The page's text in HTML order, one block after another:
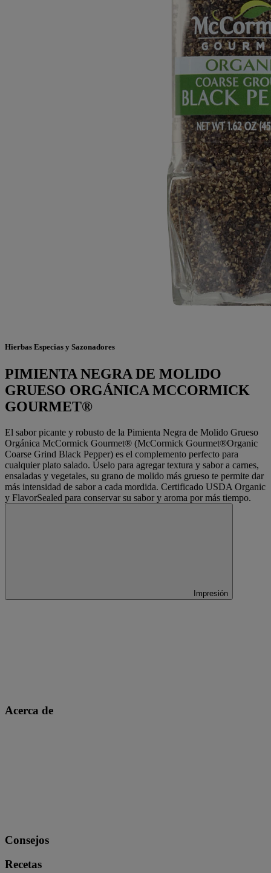
Hierbas Especias y Sazonadores
PIMIENTA NEGRA DE MOLIDO
GRUESO ORGÁNICA MCCORMICK
GOURMET®
El sabor picante y robusto de la Pimienta Negra de Molido Grueso
Orgánica McCormick Gourmet® (McCormick Gourmet®Organic
Coarse Grind Black Pepper) es el complemento perfecto para
cualquier plato salado. Úselo para agregar textura y sabor a carnes,
ensaladas y vegetales, su grano de molido más grueso te permite dar
más intensidad de sabor a cada mordida. Certificado USDA Organic
y FlavorSealed para conservar su sabor y aroma por más tiempo.
Impresión
Acerca de
Consejos
Recetas